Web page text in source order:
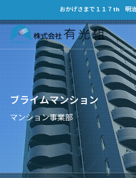
おかげさまで１１７th 明
ブライムマンション
マンション事業部